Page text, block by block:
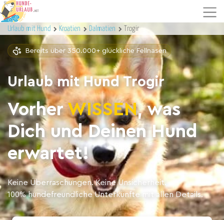
Urlaub mit Hund Kroatien Dalmatien Trogir
Bereits über 350.000+ glückliche Fellnasen
Urlaub mit Hund Trogir
VorherWISSEN, was
Dich und Deinen Hund
erwartet!
Keine Überraschungen. Keine Unsicherheit.
100% hundefreundliche Unterkünfte mit allen Details.